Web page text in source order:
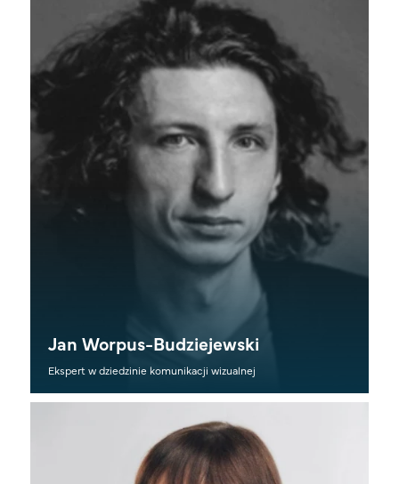
Jan Worpus-Budziejewski
Ekspert w dziedzinie komunikacji wizualnej